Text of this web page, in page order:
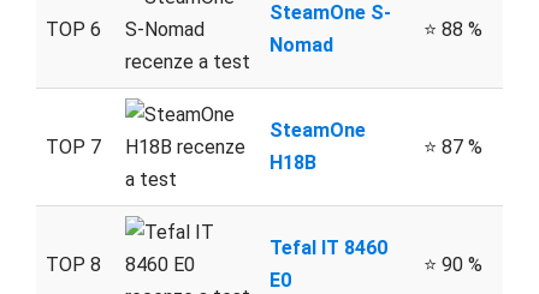
TOP 6
SteamOne S-
Nomad
⭐ 88 %
TOP 7
SteamOne
H18B
⭐ 87 %
TOP 8
Tefal IT 8460
E0
⭐ 90 %